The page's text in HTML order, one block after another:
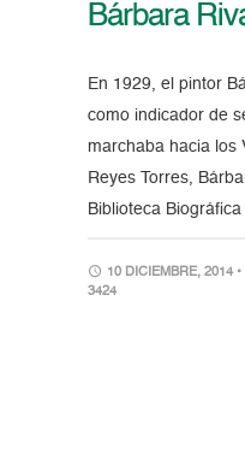
Bárbara
En 1929, el pintor
como indicador de
marchaba hacia los
Reyes Torres,
Biblioteca
10 DICIEMBRE, 2014 •
3424